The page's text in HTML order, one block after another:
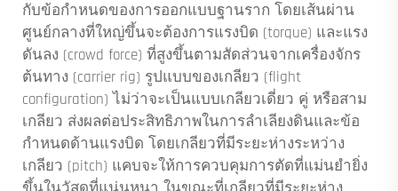
กับข้อกำหนดของการออกแบบฐานราก โดยเส้นผ่าน
ศูนย์กลางที่ใหญ่ขึ้นจะต้องการแรงบิด (torque) และแรง
ดันลง (crowd force) ที่สูงขึ้นตามสัดส่วนจากเครื่องจักร
ต้นทาง (carrier rig) รูปแบบของเกลียว (flight
configuration) ไม่ว่าจะเป็นแบบเกลียวเดี่ยว คู่ หรือสาม
เกลียว ส่งผลต่อประสิทธิภาพในการลำเลียงดินและข้อ
กำหนดด้านแรงบิด โดยเกลียวที่มีระยะห่างระหว่าง
เกลียว (pitch) แคบจะให้การควบคุมการตัดที่แม่นยำยิ่ง